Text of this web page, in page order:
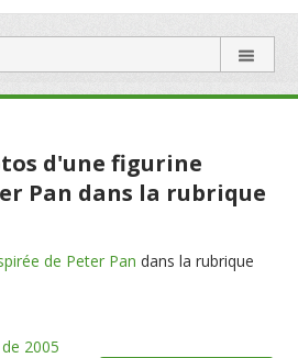
d'une figurine
Pan dans la rubrique
de Peter Pan dans la rubrique
2005